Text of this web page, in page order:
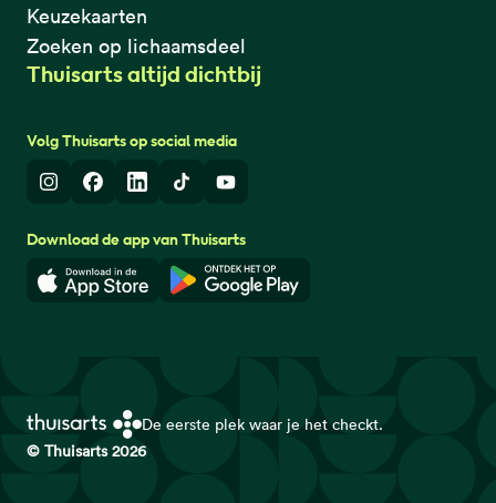
Keuzekaarten
Zoeken op lichaamsdeel
Thuisarts altijd dichtbij
Volg Thuisarts op social media
InstagramFacebook
LinkedInTikTokYoutube
Download de app van Thuisarts
Download in de App StoreDownload in de Google Play
De eerste plek waar je het checkt.
© Thuisarts 2026